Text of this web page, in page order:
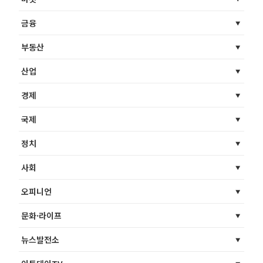
금융
부동산
산업
경제
국제
정치
사회
오피니언
문화·라이프
뉴스발전소